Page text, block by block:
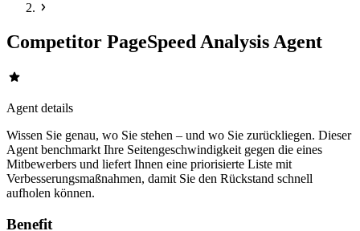
Competitor PageSpeed Analysis Agent
star
Agent details
Wissen Sie genau, wo Sie stehen – und wo Sie zurückliegen. Dieser
Agent benchmarkt Ihre Seitengeschwindigkeit gegen die eines
Mitbewerbers und liefert Ihnen eine priorisierte Liste mit
Verbesserungsmaßnahmen, damit Sie den Rückstand schnell
aufholen können.
Benefit